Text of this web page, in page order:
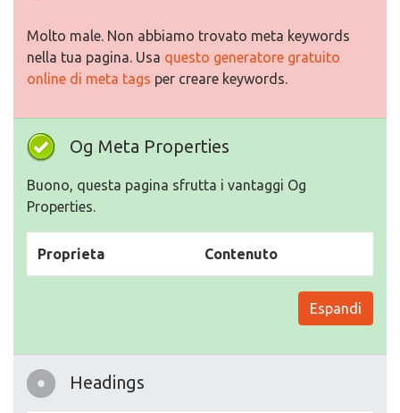
Molto male. Non abbiamo trovato meta keywords
nella tua pagina. Usa questo generatore gratuito
online di meta tags per creare keywords.
Og Meta Properties
Buono, questa pagina sfrutta i vantaggi Og
Properties.
Proprieta Contenuto
Espandi
Headings